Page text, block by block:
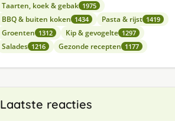
Taarten, koek & gebak 1975
BBQ & buiten koken 1434 Pasta & rijst 1419
Groenten 1312 Kip & gevogelte 1297
Salades 1216 Gezonde recepten 1177
Laatste reacties